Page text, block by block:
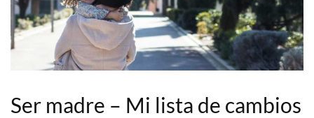
Ser madre – Mi lista de cambios